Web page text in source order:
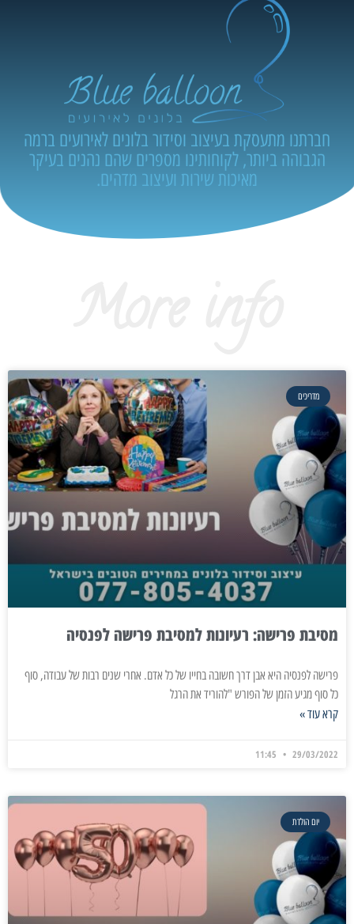
חברתנו מתעסקת בעיצוב וסידור בלונים לאירועים ברמה
הגבוהה ביותר, לקוחותינו מספרים שהם נהנים בעיקר
מאיכות שירות ועיצוב מדהים.
מדריכים
מסיבת פרישה: רעיונות למסיבת פרישה לפנסיה
פרישה לפנסיה היא אבן דרך חשובה בחייו של כל אדם. אחרי שנים רבות של עבודה, סוף
כל סוף מגיע הזמן של הפורש "להוריד את הרגל
קרא עוד »
29/03/2022
יום הולדת